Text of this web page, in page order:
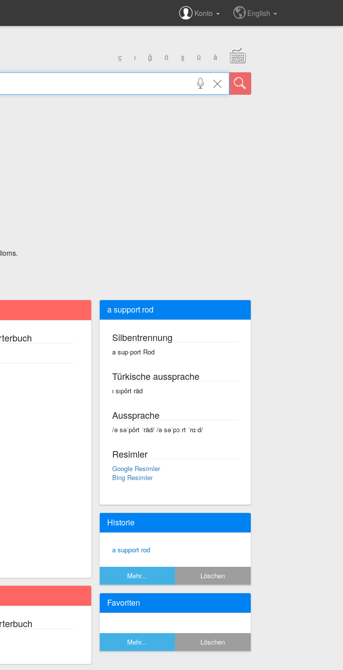
Konto English
ç ı ğ ö ş ü â
a support rod
Silbentrennung
a sup·port Rod
Türkische aussprache
ı sıpôrt räd
Aussprache
/ə səˈpôrt ˈräd/ /ə səˈpɔːrt ˈrɑːd/
Resimler
Google Resimler
Bing Resimler
Historie
a support rod
Mehr... Löschen
Favoriten
Mehr... Löschen